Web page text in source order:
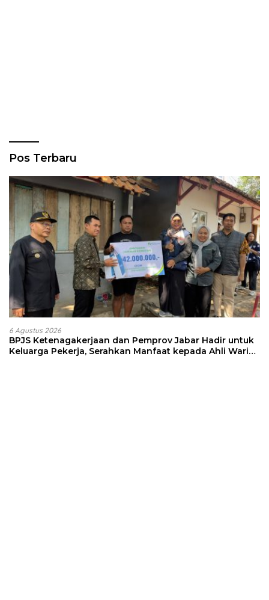
Pos Terbaru
6 Agustus 2026
BPJS Ketenagakerjaan dan Pemprov Jabar Hadir untuk
Keluarga Pekerja, Serahkan Manfaat kepada Ahli Waris